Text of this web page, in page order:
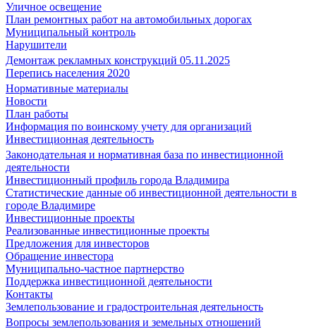
Уличное освещение
План ремонтных работ на автомобильных дорогах
Муниципальный контроль
Нарушители
Демонтаж рекламных конструкций 05.11.2025
Перепись населения 2020
Нормативные материалы
Новости
План работы
Информация по воинскому учету для организаций
Инвестиционная деятельность
Законодательная и нормативная база по инвестиционной
деятельности
Инвестиционный профиль города Владимира
Статистические данные об инвестиционной деятельности в
городе Владимире
Инвестиционные проекты
Реализованные инвестиционные проекты
Предложения для инвесторов
Обращение инвестора
Муниципально-частное партнерство
Поддержка инвестиционной деятельности
Контакты
Землепользование и градостроительная деятельность
Вопросы землепользования и земельных отношений